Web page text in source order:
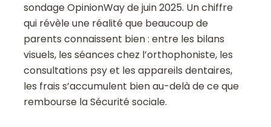
sondage OpinionWay de juin 2025. Un chiffre
qui révèle une réalité que beaucoup de
parents connaissent bien : entre les bilans
visuels, les séances chez l’orthophoniste, les
consultations psy et les appareils dentaires,
les frais s’accumulent bien au-delà de ce que
rembourse la Sécurité sociale.